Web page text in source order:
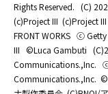
Rights Reserved. (C)
(c)Project III (c)Project III
FRONT WORKS ⓒ Getty
III ©Luca Gambuti
Communications.,Inc.
Communications.,Inc.